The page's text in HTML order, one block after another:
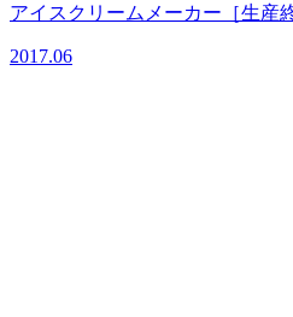
アイスクリームメーカー［生産
2017.06